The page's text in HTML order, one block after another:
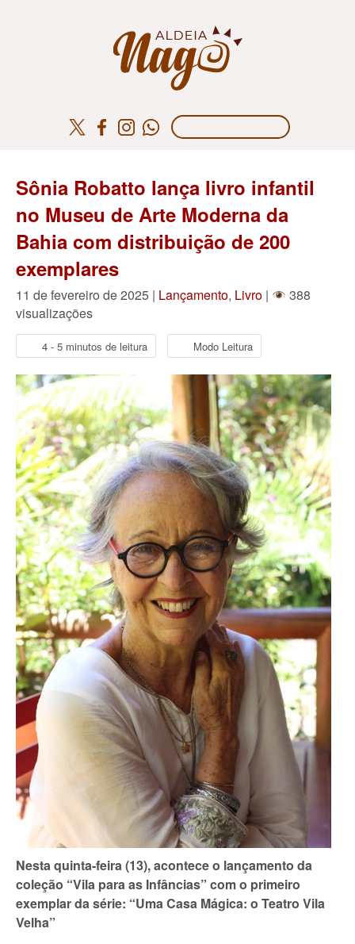
Sônia Robatto lança livro infantil
no Museu de Arte Moderna da
Bahia com distribuição de 200
exemplares
11 de fevereiro de 2025 | Lançamento, Livro |
388
visualizações
4 - 5 minutos de leitura Modo Leitura
Nesta quinta-feira (13), acontece o lançamento da
coleção “Vila para as Infâncias” com o primeiro
exemplar da série: “Uma Casa Mágica: o Teatro Vila
Velha”